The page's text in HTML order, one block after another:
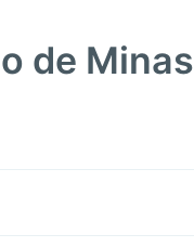
de Minas